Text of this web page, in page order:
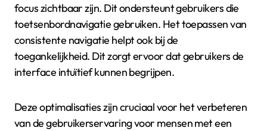
focus zichtbaar zijn. Dit ondersteunt gebruikers die
toetsenbordnavigatie gebruiken. Het toepassen van
consistente navigatie helpt ook bij de
toegankelijkheid. Dit zorgt ervoor dat gebruikers de
interface intuïtief kunnen begrijpen.
Deze optimalisaties zijn cruciaal voor het verbeteren
van de gebruikerservaring voor mensen met een